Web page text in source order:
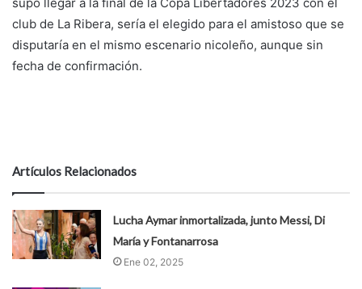
club de La Ribera, sería el elegido para el amistoso que se
disputaría en el mismo escenario nicoleño, aunque sin
fecha de confirmación.
Artículos Relacionados
Lucha Aymar inmortalizada, junto Messi, Di
María y Fontanarrosa
Ene 02, 2025